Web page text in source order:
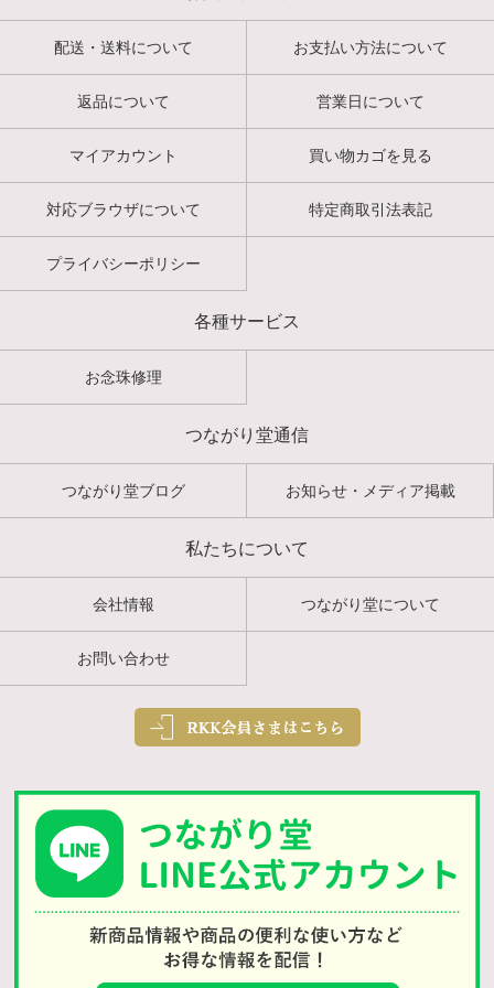
配送・送料について お支払い方法について
返品について 営業日について
マイアカウント 買い物カゴを見る
対応ブラウザについて 特定商取引法表記
プライバシーポリシー
各種サービス
お念珠修理
つながり堂通信
つながり堂ブログ お知らせ・メディア掲載
私たちについて
会社情報 つながり堂について
お問い合わせ